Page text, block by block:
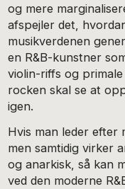
og mere
afspejler det,
musikverdenen
en R&B-kunstner
violin-riffs og
rocken skal se at
igen.
Hvis man leder efter
men samtidig virker
og anarkisk, så kan
ved den moderne